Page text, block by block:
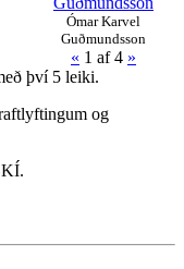
Ómar Karvel
Guðmundsson
« 1 af 4 »
því 5 leiki.
og